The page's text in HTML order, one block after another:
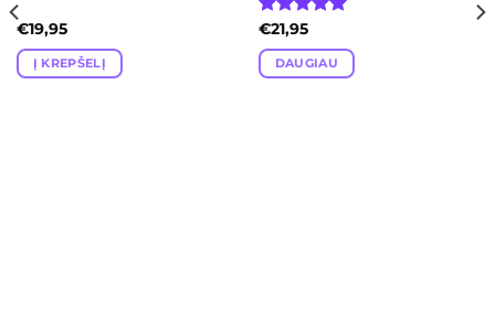
€19,95
Į KREPŠELĮ
Įvertinimas:
5.00iš 5
€21,95
DAUGIAU